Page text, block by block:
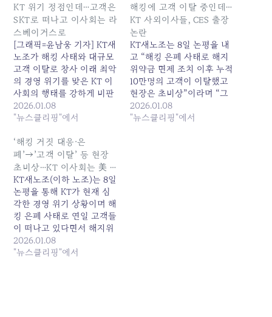
KT 위기 정점인데…고객은
SKT로 떠나고 이사회는 라
스베이거스로
[그래픽=윤남웅 기자] KT새
노조가 해킹 사태와 대규모
고객 이탈로 창사 이래 최악
의 경영 위기를 맞은 KT 이
사회의 행태를 강하게 비판
하고 나섰다. 노조는 위기
수습의 최종 책임이 있는 이
로... 원본 기사: KT 위기 정
점인데...고객은 SKT로 떠나
고 이사회는 라스베이거스
로 발행일: 2026-01-08
13:48:00
2026.01.08
"뉴스클리핑"에서
해킹에 고객 이탈 중인데…
KT 사외이사들, CES 출장
논란
KT새노조는 8일 논평을 내
고 “해킹 은폐 사태로 해지
위약금 면제 조치 이후 누적
10만명의 고객이 이탈했고
현장은 초비상”이라며 “그
최종 책임이 있는 이사회가
라스베이거스로 무더기 해
2026.01.08
"뉴스클리핑"에서
‘해킹 거짓 대응·은
폐’→’고객 이탈’ 등 현장
초비상…KT 이사회는 美 …
KT새노조(이하 노조)는 8일
논평을 통해 KT가 현재 심
각한 경영 위기 상황이며 해
킹 은폐 사태로 연일 고객들
이 떠나고 있다면서 해지위
약금 면제 조치 이후 누적
10만명의 고객이 이탈했고
2026.01.08
"뉴스클리핑"에서